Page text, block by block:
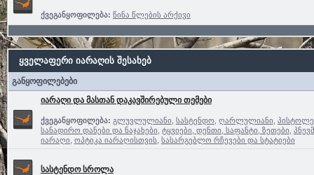
ქვეგანყოფილება: წინა წლების არქივი
ყველაფერი იარაღის შესახებ
განყოფილებები
იარაღი და მასთან დაკავშირებული თემები
ქვეგანყოფილება: გლუვლულიანი სასტენდო ღარლულიანი
სანადირო დანები და ნაჯახები ტყვიები, დენთი, საფანტი, ზეთები
იარაღი ოპტიკა იარაღისთვის, სასარგებლო რჩევები და სტატიები
სასტენდო სროლა